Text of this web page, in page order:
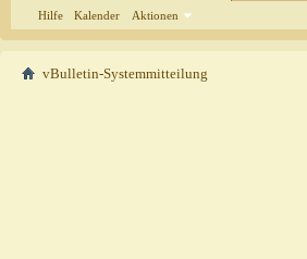
Hilfe Kalender Aktionen
vBulletin-Systemmitteilung